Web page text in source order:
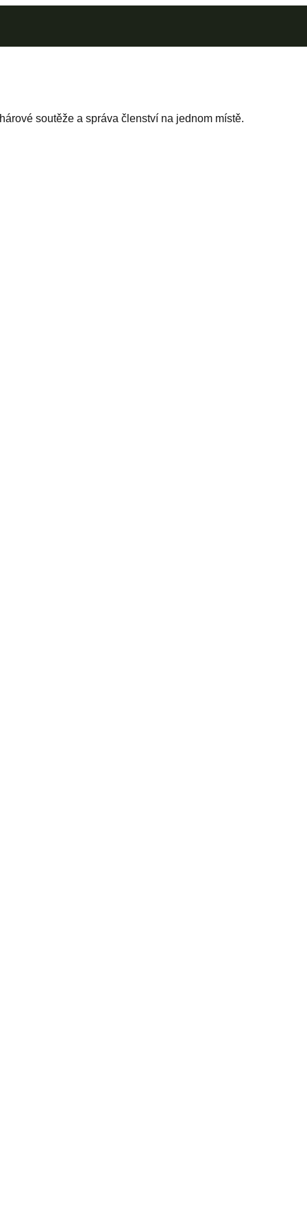
soutěže a správa členství na jednom místě.